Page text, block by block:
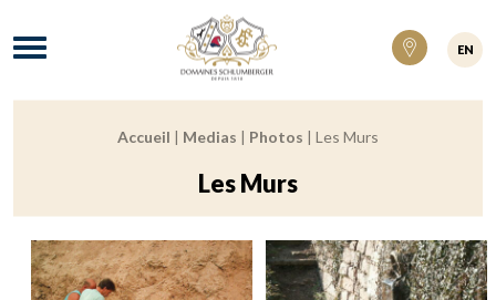
Domaines Schlumberger Vignerons 100%
Menu
EN
Accueil | Medias | Photos | Les Murs
Les Murs